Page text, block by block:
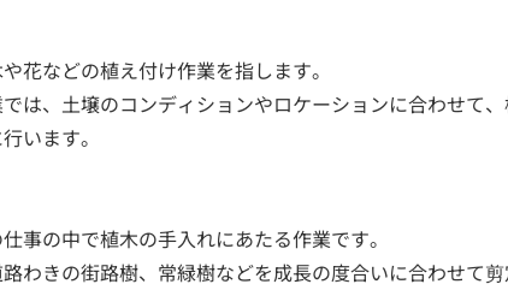
花などの植え付け作業を指します。
は、土壌のコンディションやロケーションに合わせて
います。
事の中で植木の手入れにあたる作業です。
わきの街路樹、常緑樹などを成長の度合いに合わせて剪